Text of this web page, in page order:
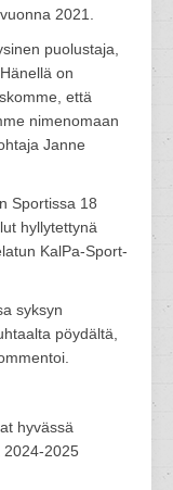
2021.
puolustaja,
on
että
nimenomaan
Janne
Sportissa 18
hyllytettynä
KalPa-Sport-
syksyn
pöydältä,
hyvässä
2024-2025